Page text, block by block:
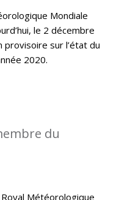
Mondiale
le 2 décembre
provisoire sur l’état du
2020.
du
Météorologique